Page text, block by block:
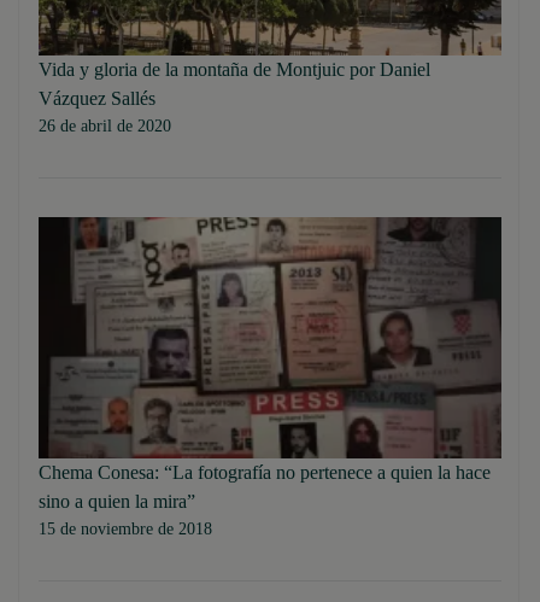
Vida y gloria de la montaña de Montjuic por Daniel
Vázquez Sallés
26 de abril de 2020
Chema Conesa: “La fotografía no pertenece a quien la hace
sino a quien la mira”
15 de noviembre de 2018